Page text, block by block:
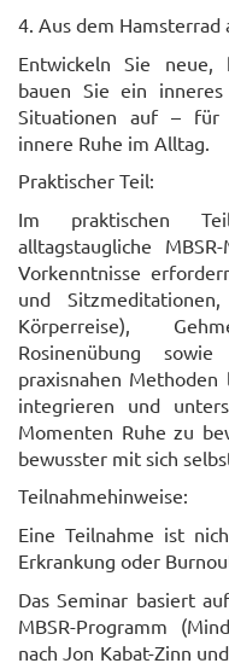
4. Aus dem Hamsterrad
Entwickeln Sie neue,
bauen Sie ein
Situationen auf – für
innere Ruhe im Alltag.
Praktischer Teil:
Im praktischen
alltagstaugliche
Vorkenntnisse
und
Körperreise),
Rosinenübung
praxisnahen
integrieren und
Momenten Ruhe zu
bewusster mit sich
Teilnahmehinweise:
Eine Teilnahme ist
Erkrankung oder
Das Seminar basiert
MBSR-Programm
nach Jon Kabat-Zinn